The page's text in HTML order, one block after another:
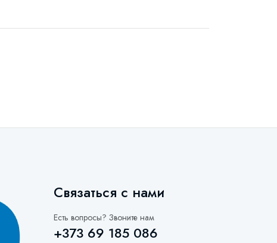
Связаться с нами
Есть вопросы? Звоните нам
+373 69 185 086